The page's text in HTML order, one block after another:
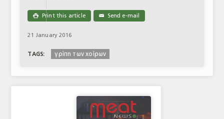
ΣΥΝΕΔΡΙΟ ΚΡΕΑΤΟΣ
 Print this article ✉ Send e-mail
21 January 2016
TAGS: γρίπη των χοίρων